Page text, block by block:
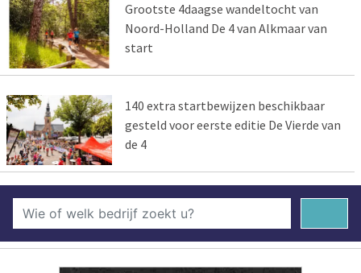
Grootste 4daagse wandeltocht van
Noord-Holland De 4 van Alkmaar van
start
140 extra startbewijzen beschikbaar
gesteld voor eerste editie De Vierde van
de 4